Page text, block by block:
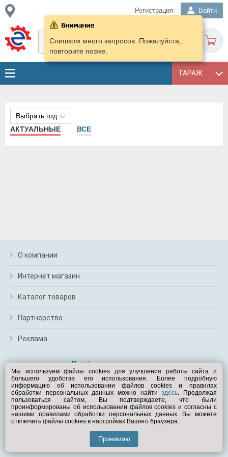
Регистрация Войти
ГАРАЖ
Слишком много запросов. Пожалуйста,
повторите позже.
Выбрать год
АКТУАЛЬНЫЕ
ВСЕ
О компании
Интернет магазин
Каталог товаров
Партнерство
Реклама
Перейти на полную версию
Вам помочь?
© Exist.ru 1998—2026
Мы используем файлы cookies для улучшения работы сайта и
большего удобства его использования. Более подробную
информацию об использовании файлов cookies и правилах
обработки персональных данных можно найтиздесь. Продолжая
пользоваться сайтом, Вы подтверждаете, что были
проинформированы об использовании файлов cookies и согласны с
нашими правилами обработки персональных данных. Вы можете
отключить файлы cookies в настройках Вашего браузера.
Принимаю